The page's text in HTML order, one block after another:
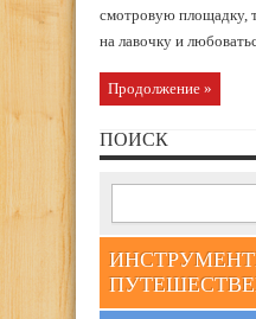
смотровую площадку,
на лавочку и
Продолжение »
ПОИСК